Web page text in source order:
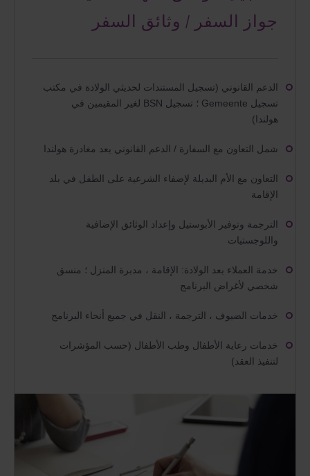
جواز السفر / وثائق السفر
الدعم القانوني (تسجيل المستندات لحديثي الولادة في مكتب
تسجيل Gemeente ؛ تسجيل BSN لغير المقيمين في
هولندا)
شمل التعاون مع السفارة / الدعم القانوني بعد مغادرة هولندا
التعاون مع الأم البديلة لإضفاء الشرعية على الطفل في بلد
الإقامة
الترجمة وتوفير الأبوستيل وإعداد الوثائق الإضافية
واللوجستيات
خدمة العملاء بعد الولادة: الإقامة ، مدبرة المنزل ؛ منسق
شخصي لأغراض البرنامج
خدمات الضيوف ، الترجمة ، النقل في جميع أنحاء البرنامج
خدمات رعاية الأطفال وطب الأطفال (حسب المؤشرات
لتنفيذ العقد)